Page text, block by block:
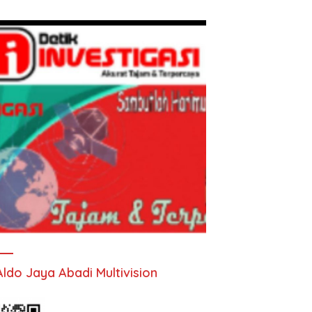
Jaya Abadi Multivision